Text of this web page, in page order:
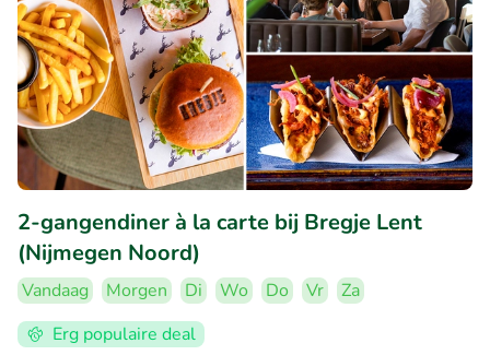
2-gangendiner à la carte bij Bregje Lent
(Nijmegen Noord)
Vandaag Morgen Di Wo Do Vr
Za
Erg populaire deal